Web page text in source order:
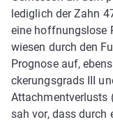
lediglich der Zahn
eine hoffnungslose
wiesen durch den
Prognose auf,
ckerungsgrads III
Attachmentverlusts
sah vor, dass durch